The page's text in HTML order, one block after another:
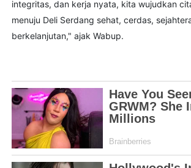
integritas, dan kerja nyata, kita wujudkan
menuju Deli Serdang sehat, cerdas,
berkelanjutan," ajak Wabup.